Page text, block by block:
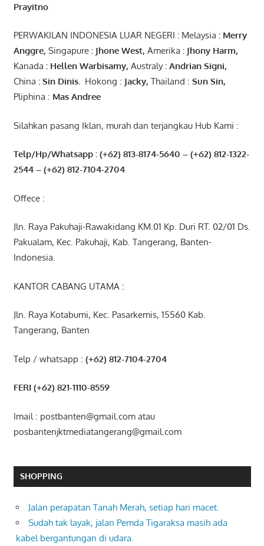
Prayitno
PERWAKILAN INDONESIA LUAR NEGERI : Melaysia : Merry
Anggre, Singapure: JhoneWest, Amerika : JhonyHarm,
Kanada : Hellen Warbisamy, Australy: Andrian Signi,
China : Sin Dinis. Hokong : Jacky, Thailand : Sun Sin,
Pliphina : Mas Andree
Silahkan pasang Iklan, murah dan terjangkau Hub Kami :
Telp/Hp/Whatsapp : (+62) 813-8174-5640 – (+62) 812-1322-
2544– (+62) 812-7104-2704
Offece :
Jln. Raya Pakuhaji-Rawakidang KM.01 Kp. Duri RT. 02/01 Ds.
Pakualam, Kec. Pakuhaji, Kab. Tangerang, Banten-
Indonesia.
KANTOR CABANG UTAMA :
Jln. Raya Kotabumi, Kec. Pasarkemis, 15560 Kab.
Tangerang, Banten
Telp / whatsapp : (+62) 812-7104-2704
FERI (+62) 821-1110-8559
Imail : postbanten@gmail.com atau
posbantenjktmediatangerang@gmail.com
SHOPPING
Jalan perapatan Tanah Merah, setiap hari macet.
Sudah tak layak, jalan Pemda Tigaraksa masih ada
kabel bergantungan di udara.